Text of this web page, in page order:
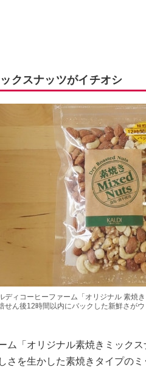
クスナッツがイチオシ
ディコーヒーファーム「オリジナル 素焼
せん後12時間以内にバックした新鮮さがウ
ム「オリジナル素焼きミック
さを生かした素焼きタイプのミ